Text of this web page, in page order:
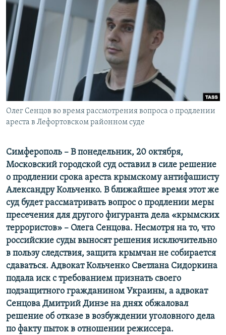
СОВЕТЫ ПРАВОЗАЩИТНИКОВ
ПРОПАВШИЕ БЕЗ ВЕСТИ
ПОБЕДИТЕЛЕЙ НЕ СУДЯТ?
КРЫМ.НЕПОКОРЕННЫЙ
ELIFBE
УКРАИНСКАЯ ПРОБЛЕМА КРЫМА
Qırımtatar
ПРИСОЕДИНЯЙТЕСЬ!
Все сайты RFE/RL
Олег Сенцов во время рассмотрения вопроса о продлении
ареста в Лефортовском районном суде
Симферополь – В понедельник, 20 октября,
Московский городской суд оставил в силе решение
о продлении срока ареста крымскому антифашисту
Александру Кольченко. В ближайшее время этот же
суд будет рассматривать вопрос о продлении меры
пресечения для другого фигуранта дела «крымских
террористов» – Олега Сенцова. Несмотря на то, что
российские суды выносят решения исключительно
в пользу следствия, защита крымчан не собирается
сдаваться. Адвокат Кольченко Светлана Сидоркина
подала иск с требованием признать своего
подзащитного гражданином Украины, а адвокат
Сенцова Дмитрий Динзе на днях обжаловал
решение об отказе в возбуждении уголовного дела
по факту пыток в отношении режиссера.